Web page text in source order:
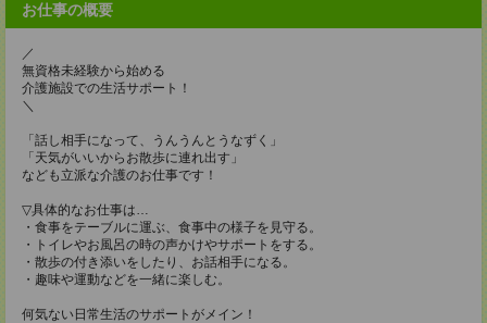
お仕事の概要
／
無資格未経験から始める
介護施設での生活サポート！
＼
「話し相手になって、うんうんとうなずく」
「天気がいいからお散歩に連れ出す」
なども立派な介護のお仕事です！
▽具体的なお仕事は…
・食事をテーブルに運ぶ、食事中の様子を見守る。
・トイレやお風呂の時の声かけやサポートをする。
・散歩の付き添いをしたり、お話相手になる。
・趣味や運動などを一緒に楽しむ。
何気ない日常生活のサポートがメイン！